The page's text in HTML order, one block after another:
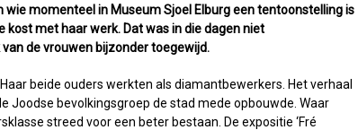
wie momenteel in Museum Sjoel Elburg een tentoonstelling is
kost met haar werk. Dat was in die dagen niet
de vrouwen bijzonder toegewijd.
beide ouders werkten als diamantbewerkers. Het verhaal
Joodse bevolkingsgroep de stad mede opbouwde. Waar
streed voor een beter bestaan. De expositie ‘Fré